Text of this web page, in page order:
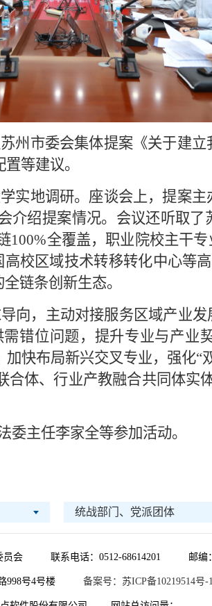
市委会集体提案《关于建
等建议。
地调研。座谈会上，提案
绍提案情况。会议还听取
全覆盖，职业院校主干
校区域技术转移转化中心等
链条创新生态。
，主动对接服务区域产业发
错位问题，提升专业与产业
快布局新兴交叉专业，强化“
体、行业产教融合共同体实
主任李家全等参加活动。
统战部门、党派团体
员会 联系电话：0512-68614201 邮编
998号4号楼 备案号：苏ICP备10219514号-1